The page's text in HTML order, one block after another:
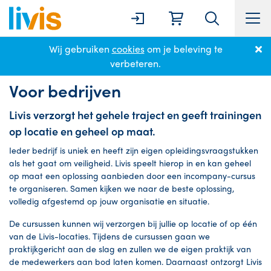
Wij gebruiken cookiesom je beleving te
verbeteren.
Cursussen Voor bedrijven
Voor bedrijven
Livis verzorgt het gehele traject en geeft trainingen
op locatie en geheel op maat.
Ieder bedrijf is uniek en heeft zijn eigen opleidingsvraagstukken
als het gaat om veiligheid. Livis speelt hierop in en kan geheel
op maat een oplossing aanbieden door een incompany-cursus
te organiseren. Samen kijken we naar de beste oplossing,
volledig afgestemd op jouw organisatie en situatie.
De cursussen kunnen wij verzorgen bij jullie op locatie of op één
van de Livis-locaties. Tijdens de cursussen gaan we
praktijkgericht aan de slag en zullen we de eigen praktijk van
de medewerkers aan bod laten komen. Daarnaast ontzorgt Livis